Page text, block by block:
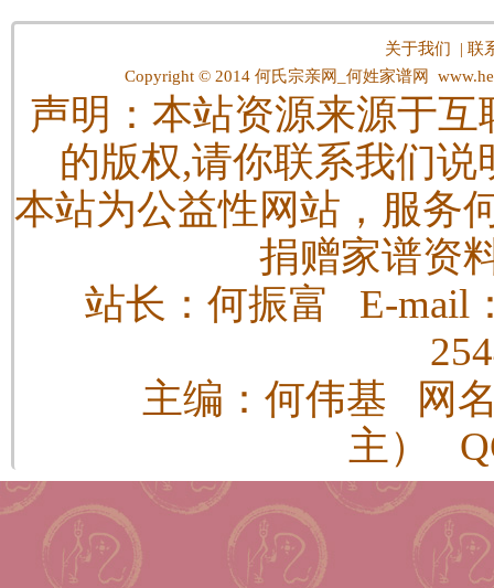
关于我们 |联
Copyright © 2014 何氏宗亲网_何姓家谱网
声明：本站资源来源于
的版权,请你联系我们
本站为公益性网站，服务
捐赠家谱资
站长：何振富 E-mail
主编：何伟基 网
主）